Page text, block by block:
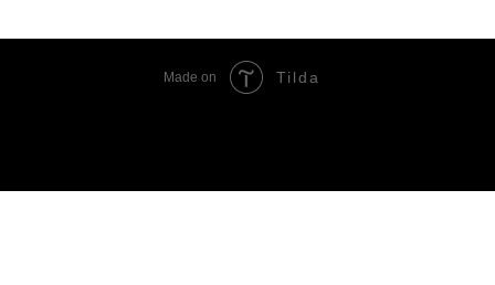
Made on Tilda